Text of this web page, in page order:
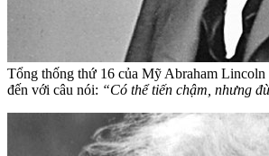
Tổng thống thứ 16 của Mỹ Abraham
đến với câu nói: “Có thể tiến chậm, nhưng